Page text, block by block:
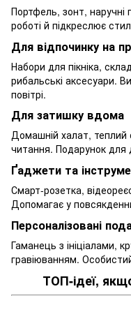
Портфель, зонт,
роботі й підкреслює
Для відпочинку на
Набори для пікніка,
рибальські аксесуари.
повітрі.
Для затишку вдома
Домашній халат,
читання. Подарунок для
Ґаджети та
Смарт-розетка,
Допомагає у
Персоналізовані
Гаманець з ініціалами,
гравіюванням.
ТОП-ідеї,